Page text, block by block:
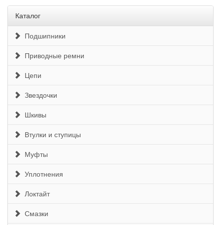
Каталог
Подшипники
Приводные ремни
Цепи
Звездочки
Шкивы
Втулки и ступицы
Муфты
Уплотнения
Локтайт
Смазки